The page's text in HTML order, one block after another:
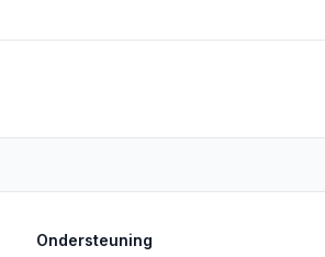
Ondersteuning